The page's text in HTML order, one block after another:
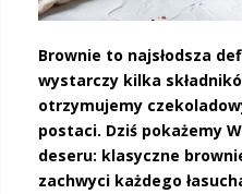
Brownie to najsłodsza
wystarczy kilka
otrzymujemy
postaci. Dziś pokażemy
deseru: klasyczne
zachwyci każdego